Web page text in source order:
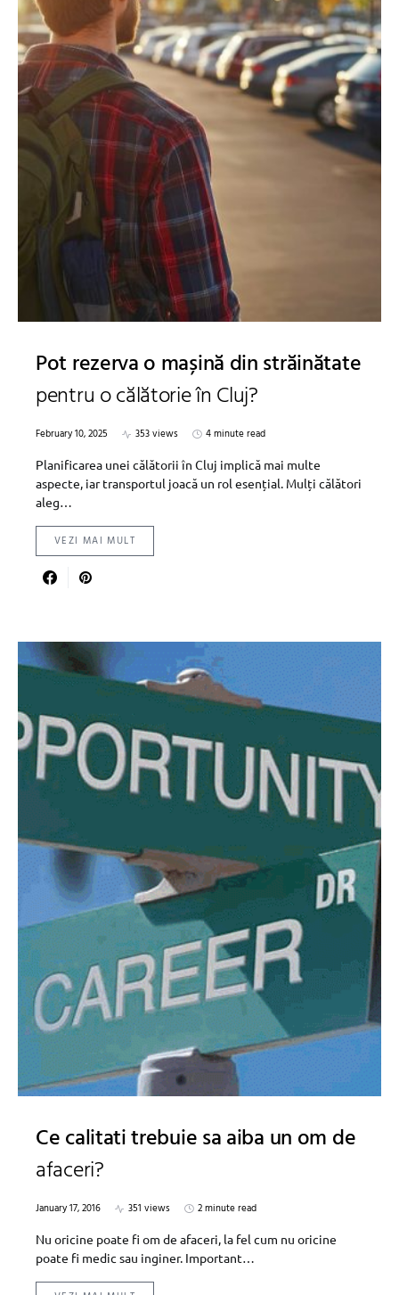
Pot rezerva o mașină din străinătate
pentru o călătorie în Cluj?
February 10, 2025 353 views
4 minute read
Planificarea unei călătorii în Cluj implică mai multe
aspecte, iar transportul joacă un rol esențial. Mulți călători
aleg…
VEZI MAI MULT
Ce calitati trebuie sa aiba un om de
afaceri?
January 17, 2016 351 views
2 minute read
Nu oricine poate fi om de afaceri, la fel cum nu oricine
poate fi medic sau inginer. Important…